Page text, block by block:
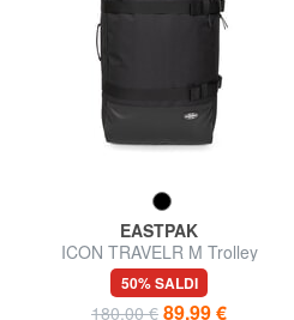
EASTPAK
ICON TRAVELR M Trolley
misura media
50% SALDI
180,00 € 89,99 €